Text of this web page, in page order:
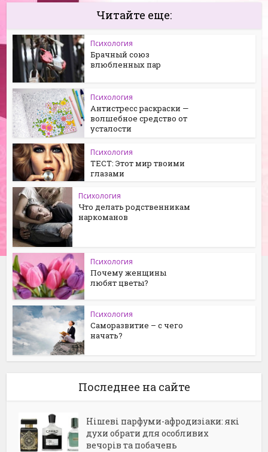
Читайте еще:
Психология
Брачный союз
влюбленных пар
Психология
Антистресс раскраски —
волшебное средство от
усталости
Психология
ТЕСТ: Этот мир твоими
глазами
Психология
Что делать родственникам
наркоманов
Психология
Почему женщины
любят цветы?
Психология
Саморазвитие – с чего
начать?
Последнее на сайте
Нішеві парфуми-афродизіаки: які
духи обрати для особливих
вечорів та побачень